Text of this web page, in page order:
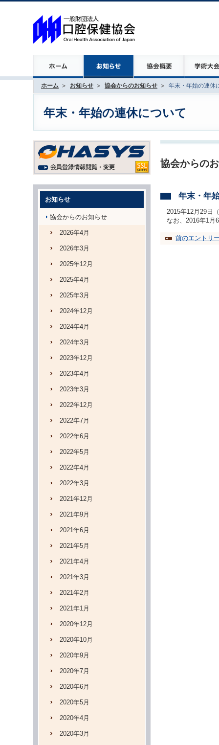
ホーム お知らせ 協会からのお知らせ 年末・年始の連休
年末・年始の連休について
協会からの
年末・年
2015年12月29日
なお、2016年1月
前のエントリ
お知らせ
協会からのお知らせ
2026年4月
2026年3月
2025年12月
2025年4月
2025年3月
2024年12月
2024年4月
2024年3月
2023年12月
2023年4月
2023年3月
2022年12月
2022年7月
2022年6月
2022年5月
2022年4月
2022年3月
2021年12月
2021年9月
2021年6月
2021年5月
2021年4月
2021年3月
2021年2月
2021年1月
2020年12月
2020年10月
2020年9月
2020年7月
2020年6月
2020年5月
2020年4月
2020年3月